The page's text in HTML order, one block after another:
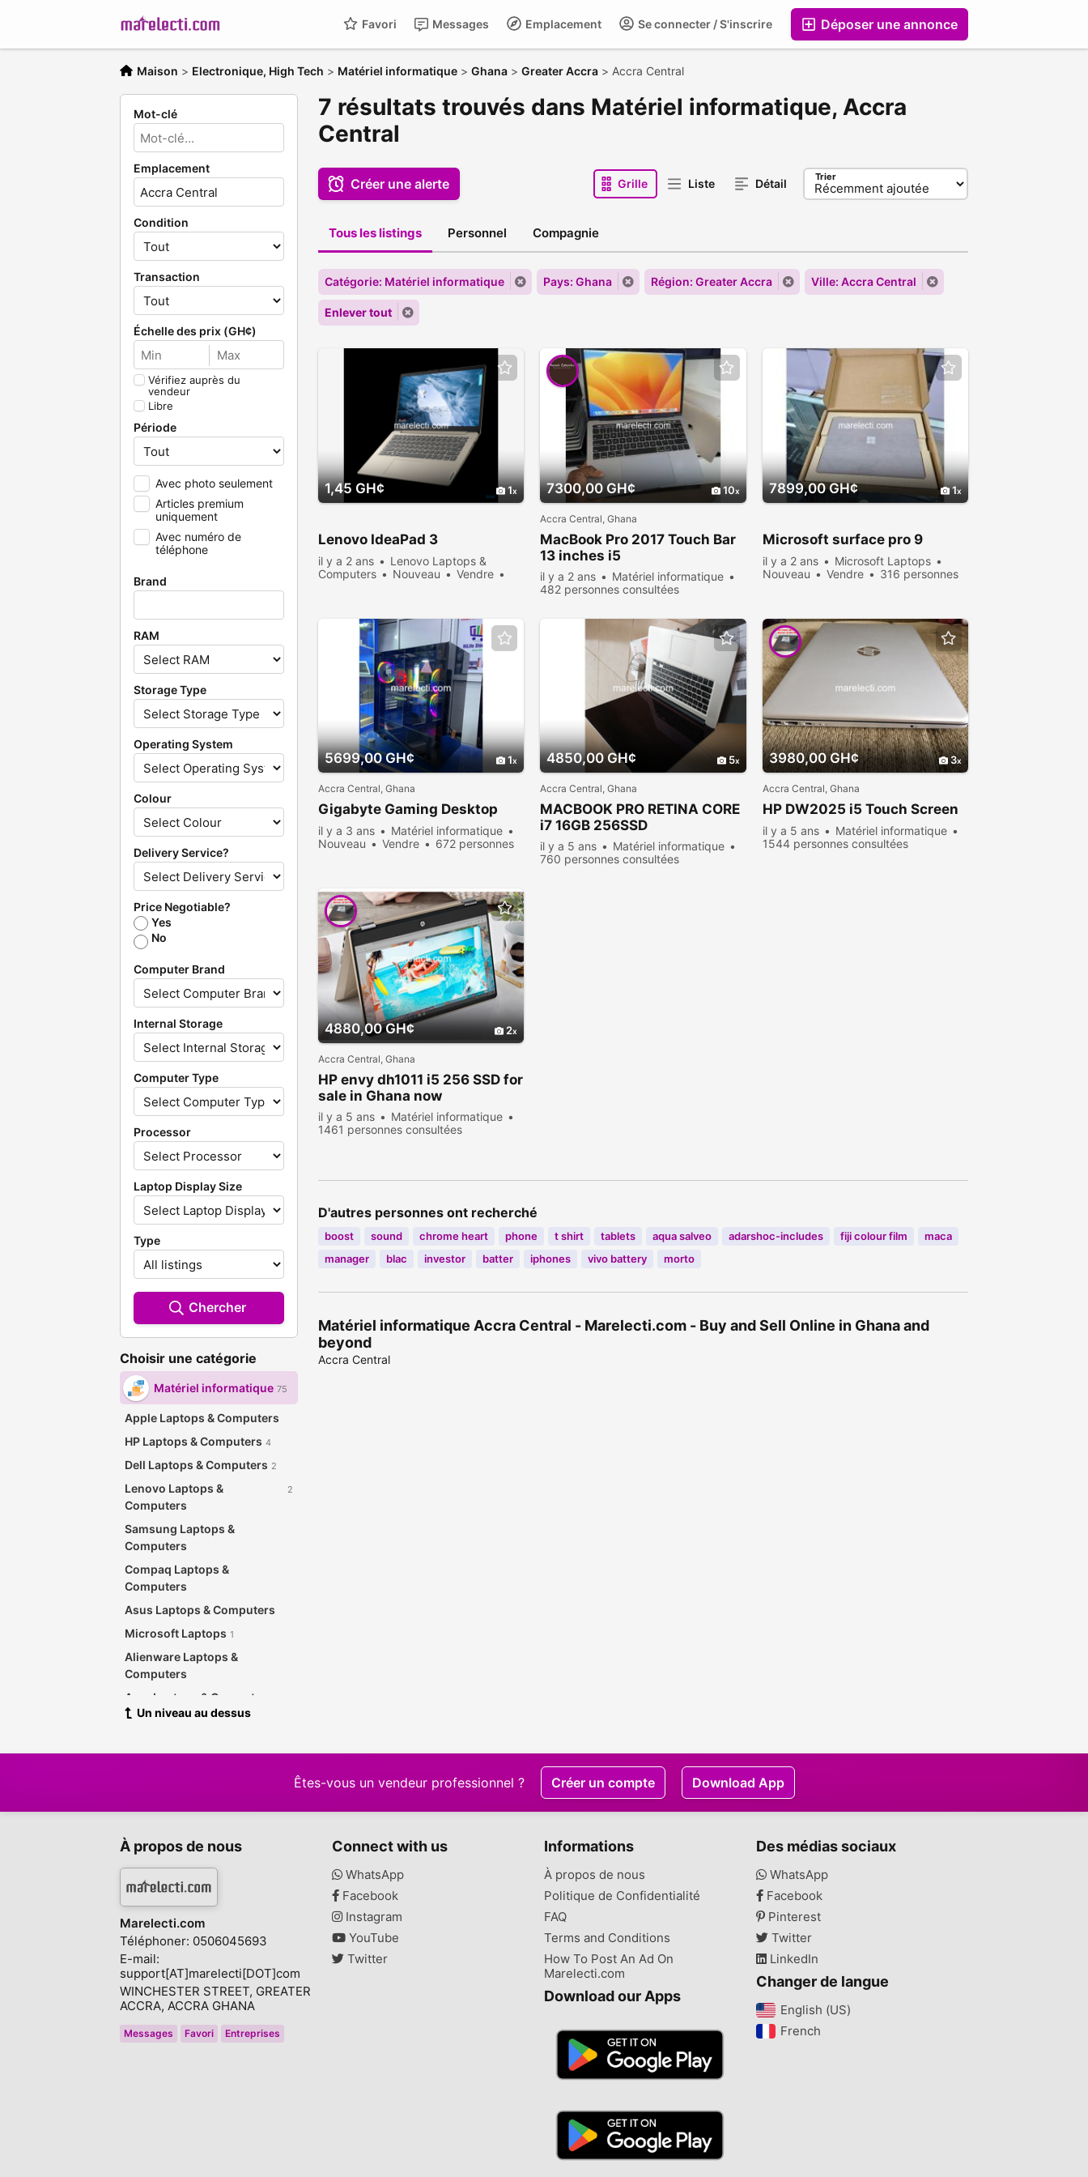
Déposer une annonce
Se connecter / S'inscrire
Emplacement
Messages
Favori
Maison > Electronique, High Tech > Matériel informatique > Ghana > Greater Accra > Accra Central
Mot-clé
Emplacement
Condition
Transaction
Échelle des prix (GH¢)
Vérifiez auprès du
vendeur
Libre
Période
Avec photo seulement
Articles premium
uniquement
Avec numéro de
téléphone
Brand
RAM
Storage Type
Operating System
Colour
Delivery Service?
Price Negotiable?
Yes
No
Computer Brand
Internal Storage
Computer Type
Processor
Laptop Display Size
Type
Chercher
Choisir une catégorie
Matériel informatique 75
Apple Laptops & Computers
HP Laptops & Computers 4
Dell Laptops & Computers 2
Lenovo Laptops &
Computers
2
Samsung Laptops &
Computers
Compaq Laptops &
Computers
Asus Laptops & Computers
Microsoft Laptops 1
Alienware Laptops &
Computers
Acer Laptops & Computers
Yoga Laptops
1
Un niveau au dessus
7 résultats trouvés dans Matériel informatique, Accra
Central
Créer une alerte Grille Liste Détail Trier
Tous les listings Personnel Compagnie
Catégorie: Matériel informatique Pays: Ghana Région: Greater Accra Ville: Accra Central
Enlever tout
1,45 GH¢ 1
Lenovo IdeaPad 3
il y a 2 ans
Lenovo Laptops &
Computers
Nouveau
Vendre
7300,00 GH¢ 10
Accra Central, Ghana
MacBook Pro 2017 Touch Bar
13 inches i5
il y a 2 ans
Matériel informatique
482 personnes consultées
7899,00 GH¢ 1
Microsoft surface pro 9
il y a 2 ans
Microsoft Laptops
Nouveau
Vendre
316 personnes
5699,00 GH¢ 1
Accra Central, Ghana
Gigabyte Gaming Desktop
il y a 3 ans
Matériel informatique
Nouveau
Vendre
672 personnes
4850,00 GH¢ 5
Accra Central, Ghana
MACBOOK PRO RETINA CORE
i7 16GB 256SSD
il y a 5 ans
Matériel informatique
760 personnes consultées
3980,00 GH¢ 3
Accra Central, Ghana
HP DW2025 i5 Touch Screen
il y a 5 ans
Matériel informatique
1544 personnes consultées
4880,00 GH¢ 2
Accra Central, Ghana
HP envy dh1011 i5 256 SSD for
sale in Ghana now
il y a 5 ans
Matériel informatique
1461 personnes consultées
D'autres personnes ont recherché
boost sound chrome heart phone t shirt tablets aqua salveo adarshoc-includes fiji colour film
maca
manager
blac investor batter iphones vivo battery morto
Matériel informatique Accra Central - Marelecti.com - Buy and Sell Online in Ghana and
beyond
Accra Central
Êtes-vous un vendeur professionnel ? Créer un compte Download App
À propos de nous
Marelecti.com
Téléphoner: 0506045693
E-mail:
support[AT]marelecti[DOT]com
WINCHESTER STREET, GREATER
ACCRA, ACCRA GHANA
Messages Favori Entreprises
Connect with us
WhatsApp
Facebook
Instagram
YouTube
Twitter
Informations
À propos de nous
Politique de Confidentialité
FAQ
Terms and Conditions
How To Post An Ad On
Marelecti.com
Download our Apps
Des médias sociaux
WhatsApp
Facebook
Pinterest
Twitter
LinkedIn
Changer de langue
English (US)‎
French‎